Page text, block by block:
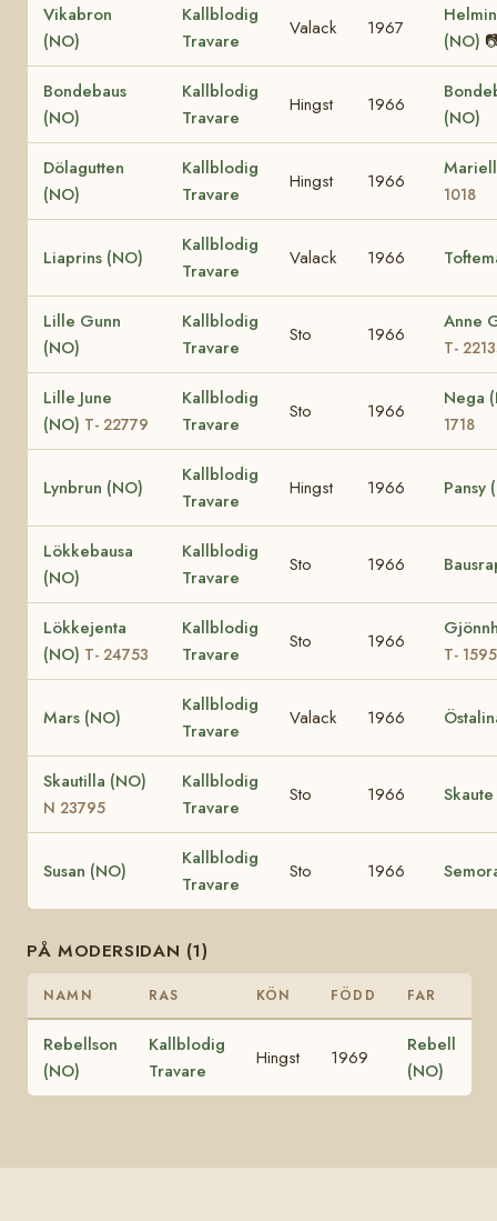
Vikabron
(NO)
Kallblodig
Travare
Valack 1967
(NO)
Bondebaus
(NO)
Kallblodig
Travare
Hingst 1966
(NO)
Dölagutten
(NO)
Kallblodig
Travare
Hingst 1966
1018
Liaprins (NO)
Kallblodig
Travare
Valack 1966
Lille Gunn
(NO)
Kallblodig
Travare
Sto 1966
Anne
T-
Lille June
(NO) T- 22779
Kallblodig
Travare
Sto 1966
Nega
1718
Lynbrun (NO)
Kallblodig
Travare
Hingst 1966 Pansy
Lökkebausa
(NO)
Kallblodig
Travare
Sto 1966
Lökkejenta
(NO) T- 24753
Kallblodig
Travare
Sto 1966
T- 1595
Mars (NO)
Kallblodig
Travare
Valack 1966
Skautilla (NO)
N 23795
Kallblodig
Travare
Sto 1966
Susan (NO)
Kallblodig
Travare
Sto 1966
PÅ MODERSIDAN (1)
NAMN RAS KÖN FÖDD FAR
Rebellson
(NO)
Kallblodig
Travare
Hingst 1969
Rebell
(NO)